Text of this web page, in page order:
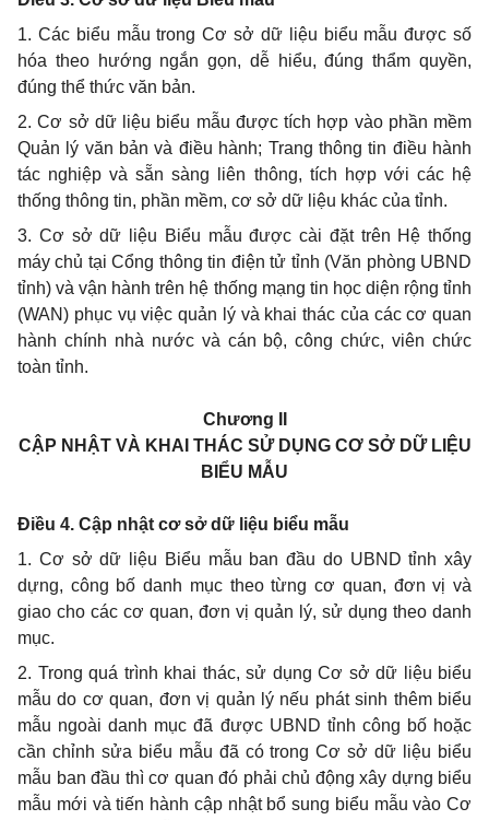
1. Các biểu mẫu trong Cơ sở dữ liệu biểu mẫu được số
hóa theo hướng ngắn gọn, dễ hiểu, đúng thẩm quyền,
đúng thể thức văn bản.
2. Cơ sở dữ liệu biểu mẫu được tích hợp vào phần mềm
Quản lý văn bản và điều hành; Trang thông tin điều hành
tác nghiệp và sẵn sàng liên thông, tích hợp với các hệ
thống thông tin, phần mềm, cơ sở dữ liệu khác của tỉnh.
3. Cơ sở dữ liệu Biểu mẫu được cài đặt trên Hệ thống
máy chủ tại Cổng thông tin điện tử tỉnh (Văn phòng UBND
tỉnh) và vận hành trên hệ thống mạng tin học diện rộng tỉnh
(WAN) phục vụ việc quản lý và khai thác của các cơ quan
hành chính nhà nước và cán bộ, công chức, viên chức
toàn tỉnh.
Chương II
CẬP NHẬT VÀ KHAI THÁC SỬ DỤNG CƠ SỞ DỮ LIỆU
BIỂU MẪU
Điều 4. Cập nhật cơ sở dữ liệu biểu mẫu
1. Cơ sở dữ liệu Biểu mẫu ban đầu do UBND tỉnh xây
dựng, công bố danh mục theo từng cơ quan, đơn vị và
giao cho các cơ quan, đơn vị quản lý, sử dụng theo danh
mục.
2. Trong quá trình khai thác, sử dụng Cơ sở dữ liệu biểu
mẫu do cơ quan, đơn vị quản lý nếu phát sinh thêm biểu
mẫu ngoài danh mục đã được UBND tỉnh công bố hoặc
cần chỉnh sửa biểu mẫu đã có trong Cơ sở dữ liệu biểu
mẫu ban đầu thì cơ quan đó phải chủ động xây dựng biểu
mẫu mới và tiến hành cập nhật bổ sung biểu mẫu vào Cơ